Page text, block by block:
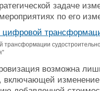
задаче
по его
трансформации
возможна
изменение